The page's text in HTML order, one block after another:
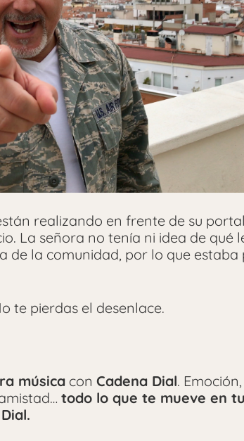
realizando en frente de su
La señora no tenía ni idea de qué
de la comunidad, por lo que estaba
te pierdas el desenlace.
música con Cadena Dial. Emoción,
todo lo que te mueve en